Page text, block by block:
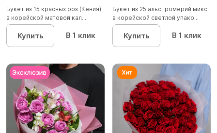
Букет из 15 красных роз (Кения)
в корейской матовой кал...
Купить В 1 клик
Букет из 25 альстромерий микс
в корейской светлой упако...
Купить В 1 клик